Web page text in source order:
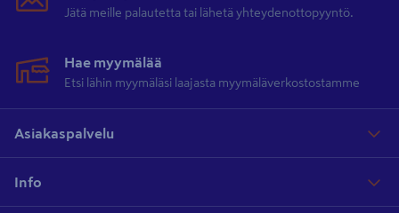
Jätä meille palautetta tai lähetä yhteydenottopyyntö.
Hae myymälää
Etsi lähin myymäläsi laajasta myymäläverkostostamme
Asiakaspalvelu
Info